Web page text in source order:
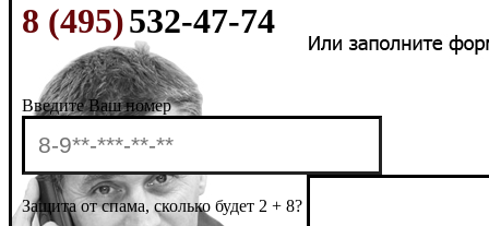
8 (495)532-47-74
Введите Ваш номер
Защита от спама, сколько будет 2 + 8?